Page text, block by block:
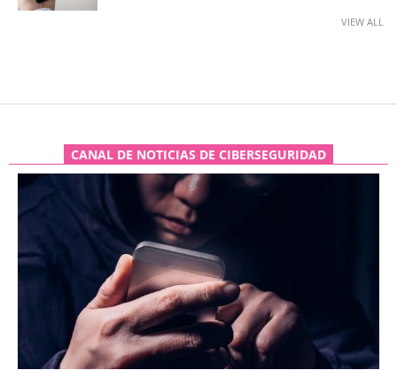
VIEW ALL
CANAL DE NOTICIAS DE CIBERSEGURIDAD